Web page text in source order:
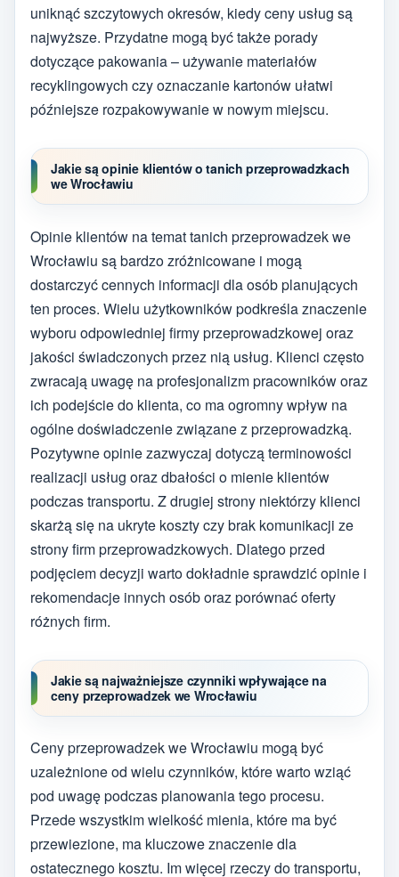
uniknąć szczytowych okresów, kiedy ceny usług są
najwyższe. Przydatne mogą być także porady
dotyczące pakowania – używanie materiałów
recyklingowych czy oznaczanie kartonów ułatwi
późniejsze rozpakowywanie w nowym miejscu.
Jakie są opinie klientów o tanich przeprowadzkach
we Wrocławiu
Opinie klientów na temat tanich przeprowadzek we
Wrocławiu są bardzo zróżnicowane i mogą
dostarczyć cennych informacji dla osób planujących
ten proces. Wielu użytkowników podkreśla znaczenie
wyboru odpowiedniej firmy przeprowadzkowej oraz
jakości świadczonych przez nią usług. Klienci często
zwracają uwagę na profesjonalizm pracowników oraz
ich podejście do klienta, co ma ogromny wpływ na
ogólne doświadczenie związane z przeprowadzką.
Pozytywne opinie zazwyczaj dotyczą terminowości
realizacji usług oraz dbałości o mienie klientów
podczas transportu. Z drugiej strony niektórzy klienci
skarżą się na ukryte koszty czy brak komunikacji ze
strony firm przeprowadzkowych. Dlatego przed
podjęciem decyzji warto dokładnie sprawdzić opinie i
rekomendacje innych osób oraz porównać oferty
różnych firm.
Jakie są najważniejsze czynniki wpływające na
ceny przeprowadzek we Wrocławiu
Ceny przeprowadzek we Wrocławiu mogą być
uzależnione od wielu czynników, które warto wziąć
pod uwagę podczas planowania tego procesu.
Przede wszystkim wielkość mienia, które ma być
przewiezione, ma kluczowe znaczenie dla
ostatecznego kosztu. Im więcej rzeczy do transportu,